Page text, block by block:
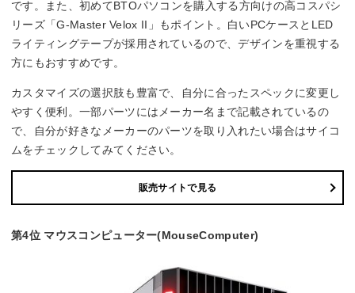
です。また、初めてBTOパソコンを購入する方向けの高コスパシ
リーズ「G-Master Velox II」もポイント。白いPCケースとLED
ライティングテープが採用されているので、デザインを重視する
方にもおすすめです。
カスタマイズの選択肢も豊富で、自分に合ったスペックに変更し
やすく便利。一部パーツにはメーカー名まで記載されているの
で、自分が好きなメーカーのパーツを取り入れたい場合はサイコ
ムをチェックしてみてください。
販売サイトで見る
第4位 マウスコンピューター(MouseComputer)